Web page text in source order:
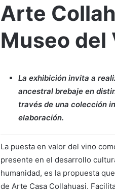
Arte
Museo del
La exhibición invita a
ancestral brebaje en
través de una colección
elaboración.
La puesta en valor del vino
presente en el desarrollo
humanidad, es la propuesta
de Arte Casa Collahuasi.